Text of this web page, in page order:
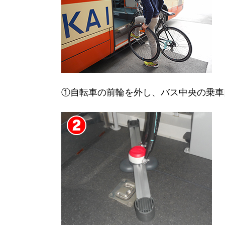
①自転車の前輪を外し、バス中央の乗車